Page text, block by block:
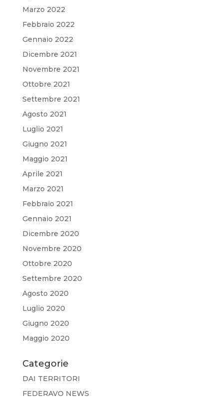
Marzo 2022
Febbraio 2022
Gennaio 2022
Dicembre 2021
Novembre 2021
Ottobre 2021
Settembre 2021
Agosto 2021
Luglio 2021
Giugno 2021
Maggio 2021
Aprile 2021
Marzo 2021
Febbraio 2021
Gennaio 2021
Dicembre 2020
Novembre 2020
Ottobre 2020
Settembre 2020
Agosto 2020
Luglio 2020
Giugno 2020
Maggio 2020
Categorie
DAI TERRITORI
FEDERAVO NEWS